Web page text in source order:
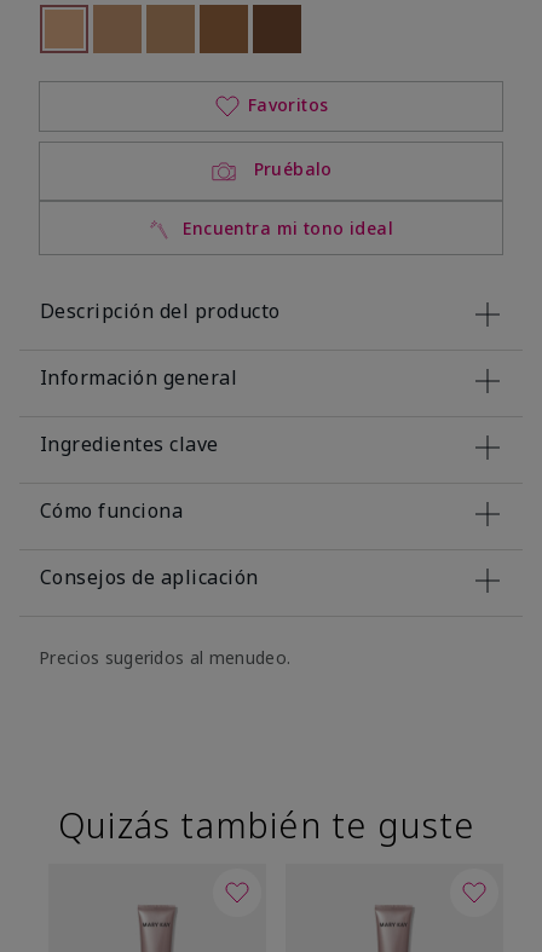
seleccionado
Out of stock
Pruébalo
Encuentra mi tono ideal
Favoritos
Descripción del producto
Información general
Ingredientes clave
Cómo funciona
Consejos de aplicación
Precios sugeridos al menudeo.
Quizás también te guste